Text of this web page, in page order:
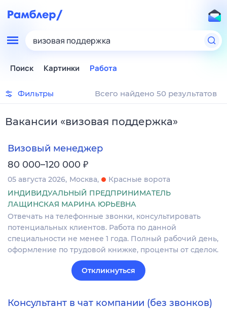
визовая поддержка
Поиск Картинки Работа
Фильтры Всего найдено 50 результатов
Вакансии «визовая поддержка»
Визовый менеджер
80 000–120 000 ₽
05 августа 2026 Москва
Красные ворота
ИНДИВИДУАЛЬНЫЙ ПРЕДПРИНИМАТЕЛЬ
ЛАЩИНСКАЯ МАРИНА ЮРЬЕВНА
Отвечать на телефонные звонки, консультировать
потенциальных клиентов. Работа по данной
специальности не менее 1 года. Полный рабочий день,
оформление по трудовой книжке, проценты от сделок.
Откликнуться
Консультант в чат компании (без звонков)